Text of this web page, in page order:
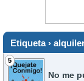
Etiqueta ›
5
No me